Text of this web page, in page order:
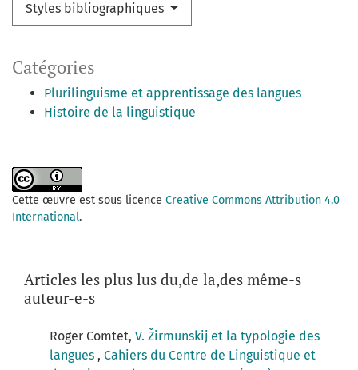
Catégories
Plurilinguisme et apprentissage des langues
Histoire de la linguistique
Styles bibliographiques
Cette œuvre est sous licence Creative Commons Attribution 4.0
International.
Articles les plus lus du,de la,des même-s
auteur-e-s
Roger Comtet, V. Žirmunskij et la typologie des
langues , Cahiers du Centre de Linguistique et